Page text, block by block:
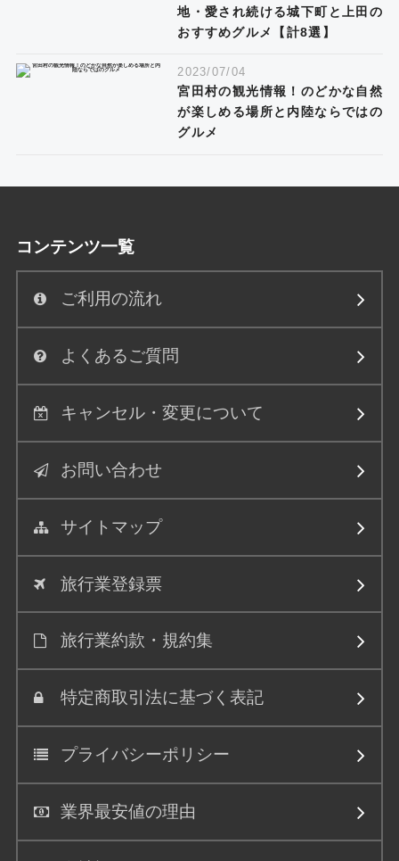
地・愛され続ける城下町と上田の
おすすめグルメ【計8選】
2023/07/04
宮田村の観光情報！のどかな自然
が楽しめる場所と内陸ならではの
グルメ
コンテンツ一覧
ご利用の流れ
よくあるご質問
キャンセル・変更について
お問い合わせ
サイトマップ
旅行業登録票
旅行業約款・規約集
特定商取引法に基づく表記
プライバシーポリシー
業界最安値の理由